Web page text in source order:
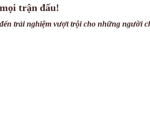
trận đấu!
trải nghiệm vượt trội cho những người